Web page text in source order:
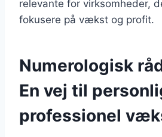
relevante for virksomheder,
fokusere på vækst og profit.
Numerologisk
En vej til
professionel